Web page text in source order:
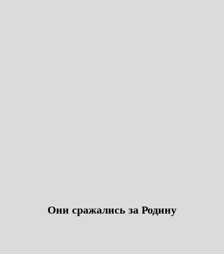
Они сражались за Родину